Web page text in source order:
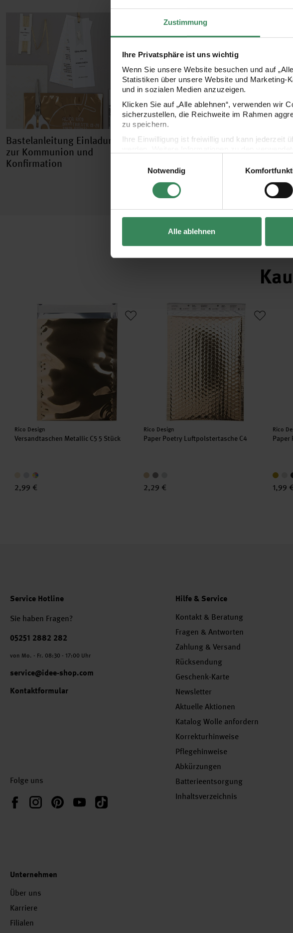
Zustimmung
Ihre Privatsphäre ist uns wichtig
Wenn Sie unsere Website besuchen und auf
Statistiken über unsere Website und Marketing-
und in sozialen Medien anzuzeigen.
Klicken Sie auf „Alle ablehnen“, verwenden wir
sicherzustellen, die Reichweite im Rahmen
zu speichern.
Ihre Einwilligung ist freiwillig und kann jederzeit
Impressum
Datenschutz Vertrag
Notwendig
Alle ablehnen
Bastelanleitung Einladung
zur Kommunion und
Konfirmation
Versandtaschen Metallic C5 5 Stück
Hersteller:
Rico Design
Versandtaschen Metallic C5 5 Stück
2,99 €
Paper Poetry Luftpolstertasche C4
Hersteller:
Rico Design
Paper Poetry Luftpolstertasche C4
2,29 €
Rico
Paper
1,99 €
Service Hotline
Sie haben Fragen?
Telefonnummer
05251 2882 282
von Mo. - Fr. 08:30 - 17:00 Uhr
service@idee-shop.com
Kontaktformular
Folge uns
FacebookInstagramPinterestYouTubeTikTok
Hilfe & Service
Kontakt & Beratung
Fragen & Antworten
Zahlung & Versand
Rücksendung
Geschenk-Karte
Newsletter
Aktuelle Aktionen
Katalog Wolle anfordern
Korrekturhinweise
Pflegehinweise
Abkürzungen
Batterieentsorgung
Inhaltsverzeichnis
Unternehmen
Über uns
Karriere
Filialen